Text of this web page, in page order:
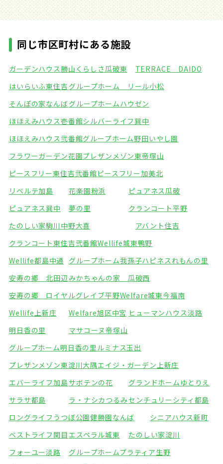
同じ市区町村にある施設
ガーデンハウス勝山 くらしさ瓜破東
TERRACE DAIDO
はいらいふ東住吉 グループホーム リール小松
そんぽの家なんばグループホームハウゼン
ほほえみハウス壱番館シルバーライフ巽中
ほほえみハウス弐番館グループホーム野田いやし園
フラワーガーデン花園プレザンメゾン東帝塚山
ピースフリー東住吉弐番館ピースフリー加美北
リベルテ加島
花楽園粉浜
ピュアネス瓜破
ピュアネス巽中
夢の里
クランコート平野
たのしい家駒川中野大喜
アバント住吉
クランコート東住吉弐番館Wellife城東鴨野
Wellife都島中通
グループホーム我孫子ハピネスれもんの里
安寿の郷 北田辺 みかちゃんの家 瓜破西
安寿の郷 ロイヤルグレイブ平野Welfare城東今福南
Wellife上新庄
Welfare旭区中宮 ヒューマンハウス淡路
明日香の里
マサコーヌ帝塚山
グループホーム明日香の里 ルミナス玉出
プレザンメゾン東淀川大隅エイジ・ガーデン上新庄
エバーライフ加島サボテンの花
グランドホームゆとりえ
サラサ都島
ラ・ナシカつるみセンチュリーシティ都島
ロングライフうつぼ公園健勝園なんば
シニアハウス新町
ベストライフ関目エスペラル城東
たのしい家淀川
フォーユー淡路
グループホームプラティア生野